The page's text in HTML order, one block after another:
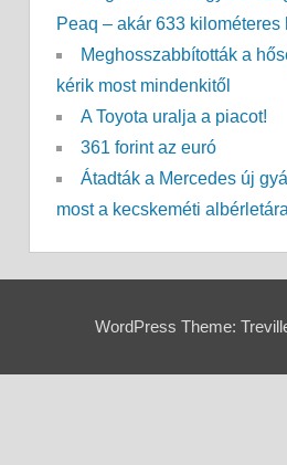
Peaq – akár 633 kilométeres
Meghosszabbították a
kérik most mindenkitől
A Toyota uralja a piacot!
361 forint az euró
Átadták a Mercedes új
most a kecskeméti
WordPress Theme: